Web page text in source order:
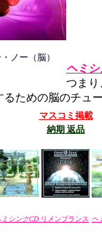
ノー（脳）
ヘミシ
つまり
ための脳のチュ
マスコミ掲載
納期 返品
ミシンクCD リメンブランス ヘ